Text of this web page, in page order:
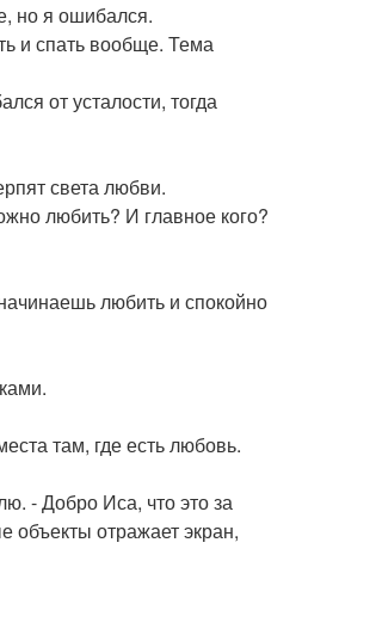
но я ошибался.
и спать вообще. Тема
от усталости, тогда
света любви.
любить? И главное кого?
любить и спокойно
там, где есть любовь.
- Добро Иса, что это за
объекты отражает экран,